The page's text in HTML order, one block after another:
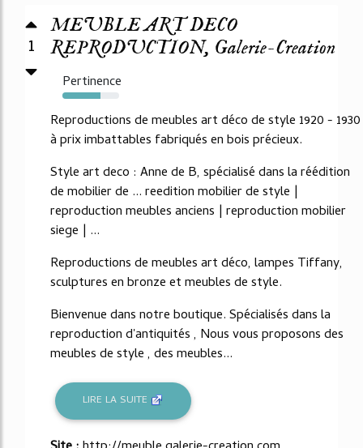
1
MEUBLE ART DECO
REPRODUCTION, Galerie-Creation
Pertinence
67%
Reproductions de meubles art déco de style 1920 - 1930
à prix imbattables fabriqués en bois précieux.
Style art deco : Anne de B, spécialisé dans la réédition
de mobilier de ... reedition mobilier de style |
reproduction meubles anciens | reproduction mobilier
siege | ...
Reproductions de meubles art déco, lampes Tiffany,
sculptures en bronze et meubles de style.
Bienvenue dans notre boutique. Spécialisés dans la
reproduction d'antiquités , Nous vous proposons des
meubles de style , des meubles...
LIRE LA SUITE